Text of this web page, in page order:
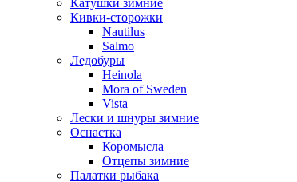
Катушки зимние
Кивки-сторожки
Nautilus
Salmo
Ледобуры
Heinola
Mora of Sweden
Vista
Лески и шнуры зимние
Оснастка
Коромысла
Отцепы зимние
Палатки рыбака